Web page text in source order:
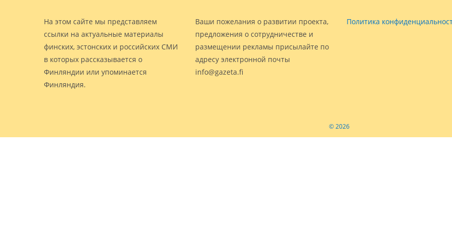
На этом сайте мы представляем
ссылки на актуальные материалы
финских, эстонских и российских СМИ
в которых рассказывается о
Финляндии или упоминается
Финляндия.
Ваши пожелания о развитии проекта,
предложения о сотрудничестве и
размещении рекламы присылайте по
адресу электронной почты
info@gazeta.fi
Политика
© 2026